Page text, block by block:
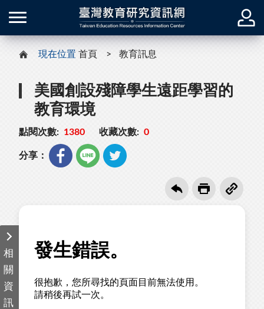
現在位置 首頁 教育訊息
美國創設殘障學生遠距學習的
教育環境
點閱次數: 1380 收藏次數: 0
分享：
相
關
資
訊